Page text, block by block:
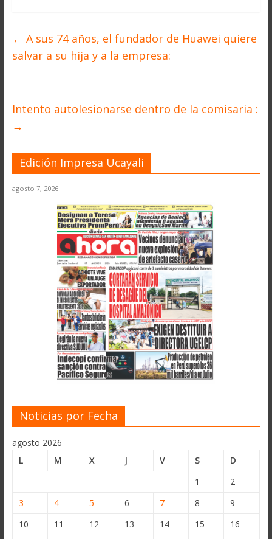
← A sus 74 años, el fundador de Huawei quiere
salvar a su hija y a la empresa:
Intento autolesionarse dentro de la comisaria :
→
Edición Impresa Ucayali
agosto 7, 2026
Noticias por Fecha
agosto 2026
L
M X J V S
D
1
2
3
4 5 6 7 8
9
10
11 12 13 14 15
16